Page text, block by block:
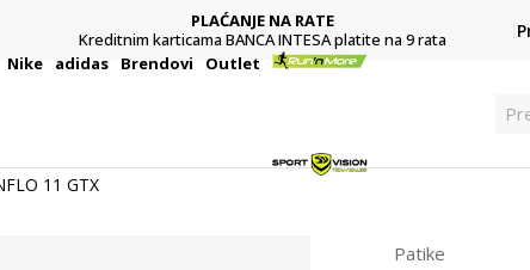
PLAĆANJE NA RATE
Kreditnim karticama BANCA INTESA platite na 9 rata
Nike adidas Brendovi Outlet
Pr
11 GTX
Patike